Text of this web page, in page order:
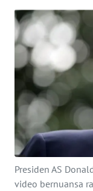
Presiden AS
video bernuansa
EKUIN
SAINS-TEKNO
KESEHATAN
INTERNASIONAL
SERBA-SERBI
PENDIDIKAN